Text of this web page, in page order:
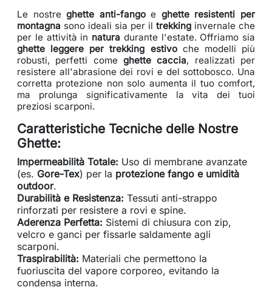
Le nostreghette anti-fangoe ghette resistenti per
montagna sono ideali sia per il trekking invernale che
per le attività in natura durante l'estate. Offriamo sia
ghette leggere per trekking estivoche modelli più
robusti, perfetti come ghette caccia, realizzati per
resistere all'abrasione dei rovi e del sottobosco. Una
corretta protezione non solo aumenta il tuo comfort,
ma prolunga significativamente la vita dei tuoi
preziosi scarponi.
Caratteristiche Tecniche delle Nostre
Ghette:
Impermeabilità Totale: Uso di membrane avanzate
(es. Gore-Tex) per la protezione fango e umidità
outdoor.
Durabilità e Resistenza: Tessuti anti-strappo
rinforzati per resistere a rovi e spine.
Aderenza Perfetta: Sistemi di chiusura con zip,
velcro e ganci per fissarle saldamente agli
scarponi.
Traspirabilità: Materiali che permettono la
fuoriuscita del vapore corporeo, evitando la
condensa interna.